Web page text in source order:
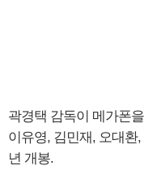
곽경택 감독이 메가폰
이유영, 김민재, 오대환
년 개봉.